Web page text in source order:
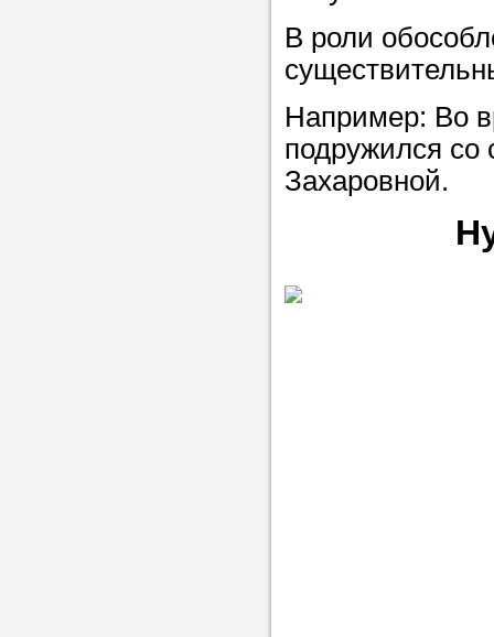
В роли
Например: Во
подружился со
Захаровной.